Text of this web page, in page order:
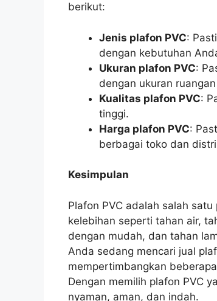
berikut:
Jenis plafon PVC:
dengan kebutuhan
Ukuran plafon PVC:
dengan ukuran
Kualitas plafon PVC:
tinggi.
Harga plafon PVC:
berbagai toko dan
Kesimpulan
Plafon PVC adalah salah
kelebihan seperti tahan air,
dengan mudah, dan tahan
Anda sedang mencari jual
mempertimbangkan
Dengan memilih plafon PVC
nyaman, aman, dan indah.